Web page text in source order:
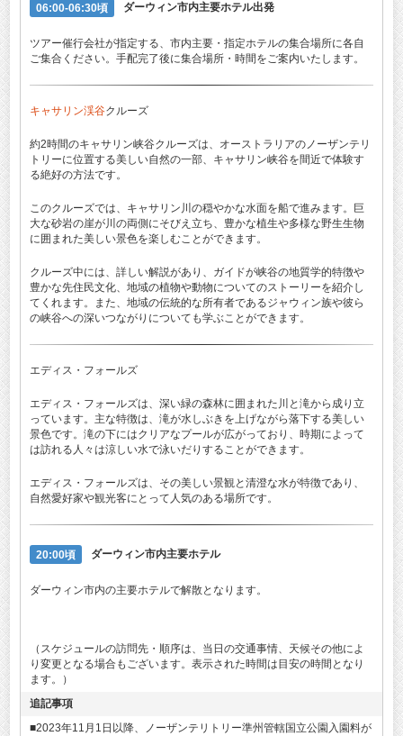
06:00-06:30頃 ダーウィン市内主要ホテル出発
ツアー催行会社が指定する、市内主要・指定ホテルの集合場所に各自
ご集合ください。手配完了後に集合場所・時間をご案内いたします。
キャサリン渓谷クルーズ
約2時間のキャサリン峡谷クルーズは、オーストラリアのノーザンテリ
トリーに位置する美しい自然の一部、キャサリン峡谷を間近で体験す
る絶好の方法です。
このクルーズでは、キャサリン川の穏やかな水面を船で進みます。巨
大な砂岩の崖が川の両側にそびえ立ち、豊かな植生や多様な野生生物
に囲まれた美しい景色を楽しむことができます。
クルーズ中には、詳しい解説があり、ガイドが峡谷の地質学的特徴や
豊かな先住民文化、地域の植物や動物についてのストーリーを紹介し
てくれます。また、地域の伝統的な所有者であるジャウィン族や彼ら
の峡谷への深いつながりについても学ぶことができます。
エディス・フォールズ
エディス・フォールズは、深い緑の森林に囲まれた川と滝から成り立
っています。主な特徴は、滝が水しぶきを上げながら落下する美しい
景色です。滝の下にはクリアなプールが広がっており、時期によって
は訪れる人々は涼しい水で泳いだりすることができます。
エディス・フォールズは、その美しい景観と清澄な水が特徴であり、
自然愛好家や観光客にとって人気のある場所です。
20:00頃 ダーウィン市内主要ホテル
ダーウィン市内の主要ホテルで解散となります。
（スケジュールの訪問先・順序は、当日の交通事情、天候その他によ
り変更となる場合もございます。表示された時間は目安の時間となり
ます。）
追記事項
■2023年11月1日以降、ノーザンテリトリー準州管轄国立公園入園料が